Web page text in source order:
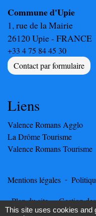
Commune d'Upie
1, rue de la Mairie
26120 Upie - FRANCE
+33 4 75 84 45 30
Contact par formulaire
Liens
Valence Romans Agglo
La Drôme Tourisme
Valence Romans Tourisme
Mentions légales -
Plan du site - Gestion
This site uses cookies and